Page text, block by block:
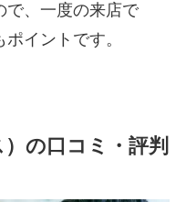
で、一度の来店で
イントです。
の口コミ・評判